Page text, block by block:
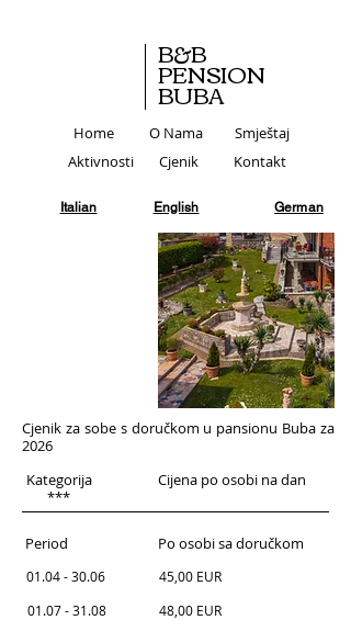
B&B
PENSION
BUBA
Aktivnosti
Home
Cjenik
O Nama
Kontakt
Smještaj
English
Italian German
Cjenik za sobe s doručkom u pansionu Buba za
2026
Kategorija
***
Cijena po osobi na dan
Period​
01.04 - 30.06
01.07 - 31.08
Po osobi sa doručkom
42,00 EUR
45,00 EUR
42,00 EUR
48,00 EUR